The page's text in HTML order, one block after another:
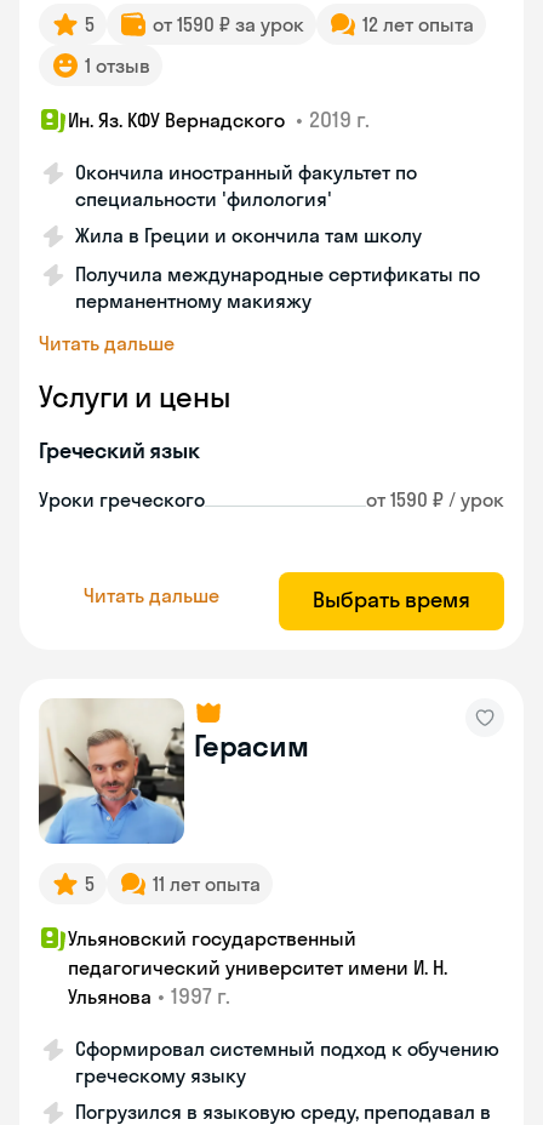
5 от 1590 ₽ за урок
12 лет опыта
1 отзыв
Ин. Яз. КФУ Вернадского • 2019 г.
Окончила иностранный факультет по
специальности 'филология'
Жила в Греции и окончила там школу
Получила международные сертификаты по
перманентному макияжу
Читать дальше
Услуги и цены
Греческий язык
Уроки греческого от 1590 ₽ / урок
Читать дальше Выбрать время
Герасим
5 11 лет опыта
Ульяновский государственный
педагогический университет имени И. Н.
Ульянова • 1997 г.
Сформировал системный подход к обучению
греческому языку
Погрузился в языковую среду, преподавал в